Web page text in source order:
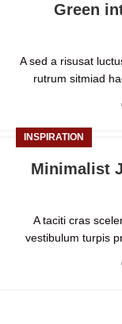
Green
A sed a risusat
rutrum sitmiad
INSPIRATION
Minimalist
A taciti cras
vestibulum turpis